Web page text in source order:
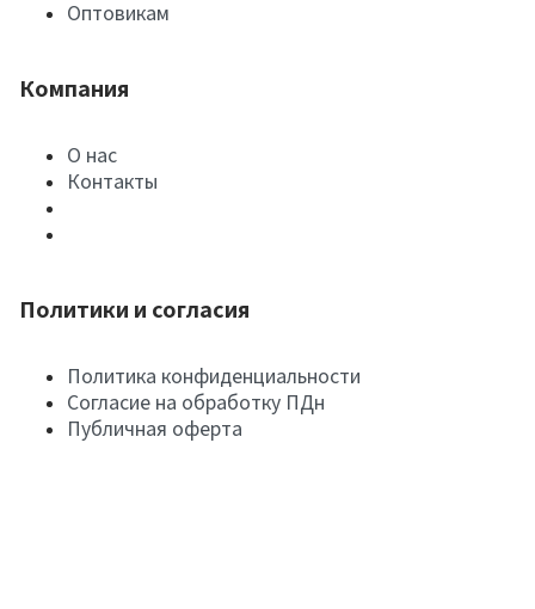
Оптовикам
Компания
О нас
Контакты
Политики и согласия
Политика конфиденциальности
Согласие на обработку ПДн
Публичная оферта